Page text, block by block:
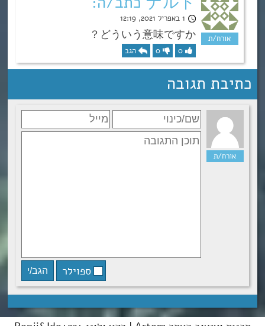
1 באפריל 2021, 12:19
どういう意味ですか？
0
0 הגב
כתיבת תגובה
ספוילר